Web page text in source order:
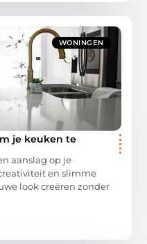
WONINGEN
je keuken te
aanslag op je
en slimme
look creëren zonder